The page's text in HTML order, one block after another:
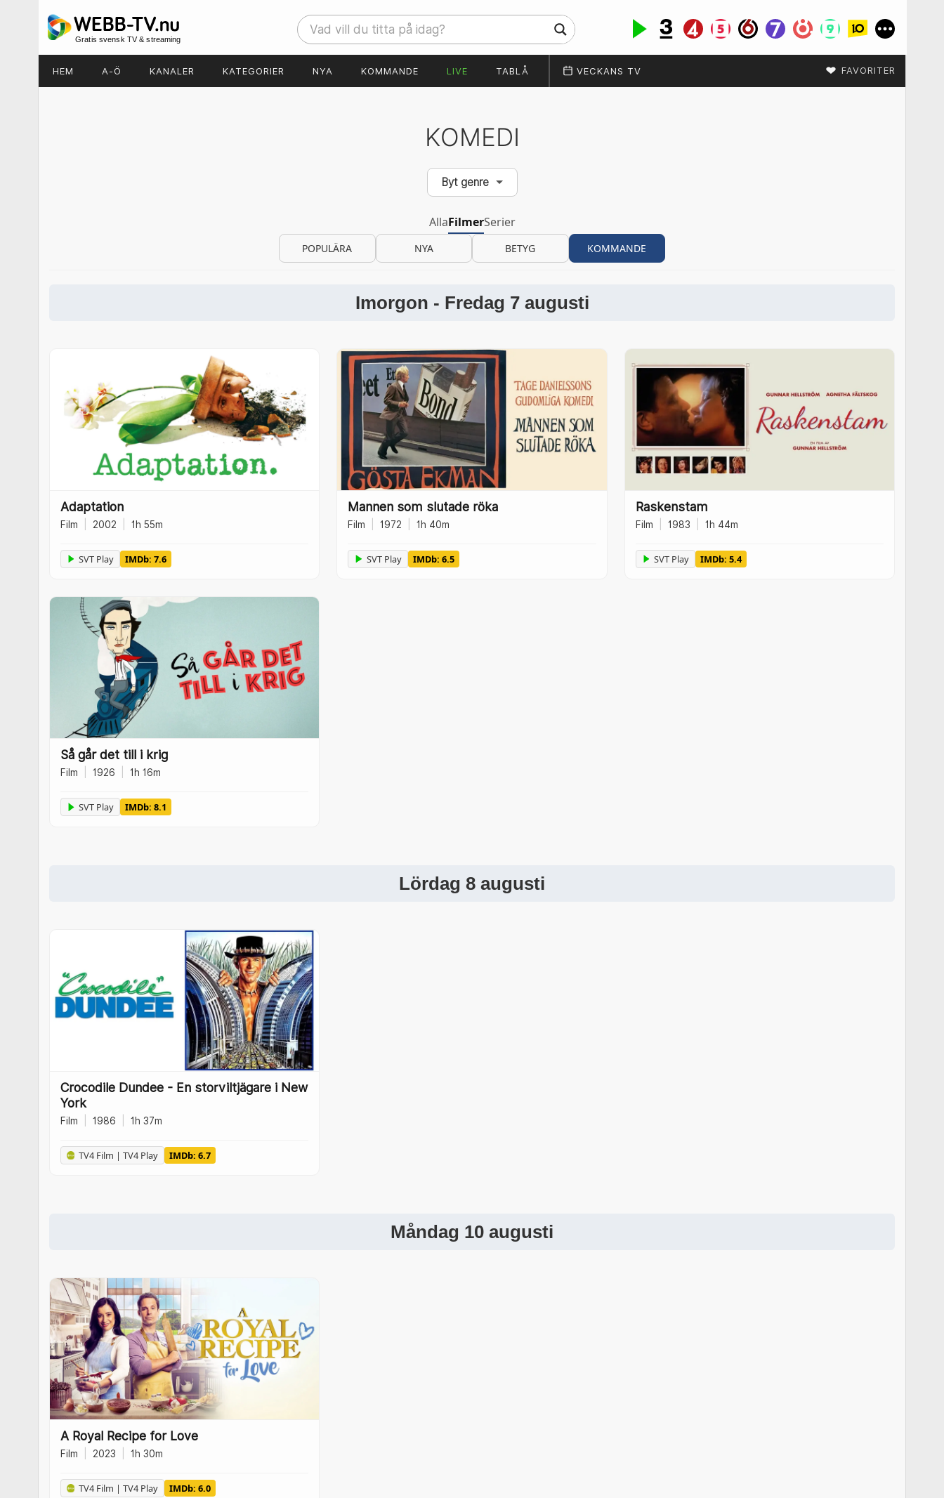
Gratis svensk TV & streaming
HEM A-Ö KANALER KATEGORIER NYA KOMMANDE LIVE TABLÅ VECKANS TV ♥ FAVORITER
KOMEDI
Byt genre
AllaFilmerSerier
POPULÄRA NYA BETYG KOMMANDE
Imorgon - Fredag 7 augusti
Adaptation
Film 2002 1h 55m
SVT Play IMDb: 7.6
Mannen som slutade röka
Film 1972 1h 40m
SVT Play IMDb: 6.5
Raskenstam
Film 1983 1h 44m
SVT Play IMDb: 5.4
Så går det till i krig
Film 1926 1h 16m
SVT Play IMDb: 8.1
Lördag 8 augusti
Crocodile Dundee - En storviltjägare i New
York
Film 1986 1h 37m
TV4 Film | TV4 Play IMDb: 6.7
Måndag 10 augusti
A Royal Recipe for Love
Film 2023 1h 30m
TV4 Film | TV4 Play IMDb: 6.0